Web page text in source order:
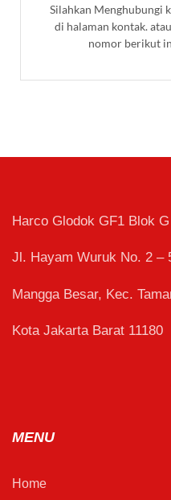
Silahkan Menghubungi
di halaman kontak.
nomor berikut
Harco Glodok GF1 Blok
Jl. Hayam Wuruk No. 2 –
Mangga Besar, Kec.
Kota Jakarta Barat 11180
MENU
Home